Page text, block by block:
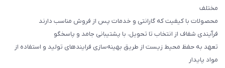
مختلف
محصولات با کیفیت که گارانتی و خدمات پس از فروش مناسب دارند
فرآیندی شفاف از انتخاب تا تحویل، با پشتیبانی جامد و پاسخگو
تعهد به حفظ محیط زیست از طریق بهینه‌سازی فرایندهای تولید و استفاده از
مواد پایدار